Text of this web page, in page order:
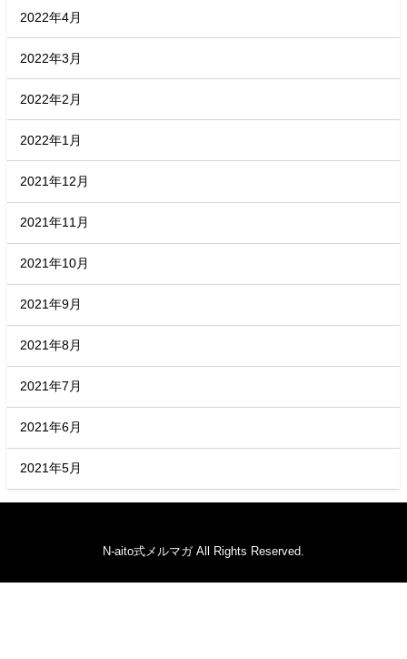
2022年4月
2022年3月
2022年2月
2022年1月
2021年12月
2021年11月
2021年10月
2021年9月
2021年8月
2021年7月
2021年6月
2021年5月
N-aito式メルマガ All Rights Reserved.